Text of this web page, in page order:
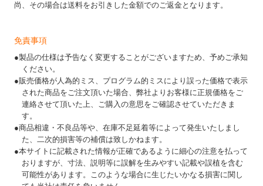
尚、その場合は送料をお引きした金額でのご返金となります。
免責事項
●製品の仕様は予告なく変更することがございますため、予めご承知
ください。
●販売価格が人為的ミス、プログラム的ミスにより誤った価格で表示
された商品をご注文頂いた場合、弊社よりお客様に正規価格をご
連絡させて頂いた上、ご購入の意思をご確認させていただきま
す。
●商品相違・不良品等や、在庫不足延着等によって発生いたしまし
た、二次的損害等の補償は致しかねます。
●本サイトに記載された情報が正確であるように細心の注意を払って
おりますが、寸法、説明等に誤解を生みやすい記載や誤植を含む
可能性があります。このような場合に生じたいかなる損害に関し